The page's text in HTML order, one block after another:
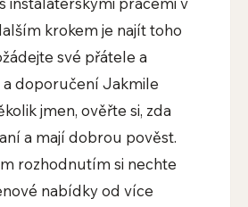
krokem je najít toho
své přátele a
doporučení Jakmile
jmen, ověřte si, zda
a mají dobrou pověst.
rozhodnutím si nechte
nabídky od více